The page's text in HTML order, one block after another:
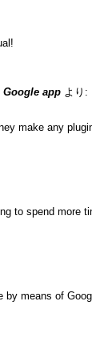
Google app より:
make any
to spend more
by means of